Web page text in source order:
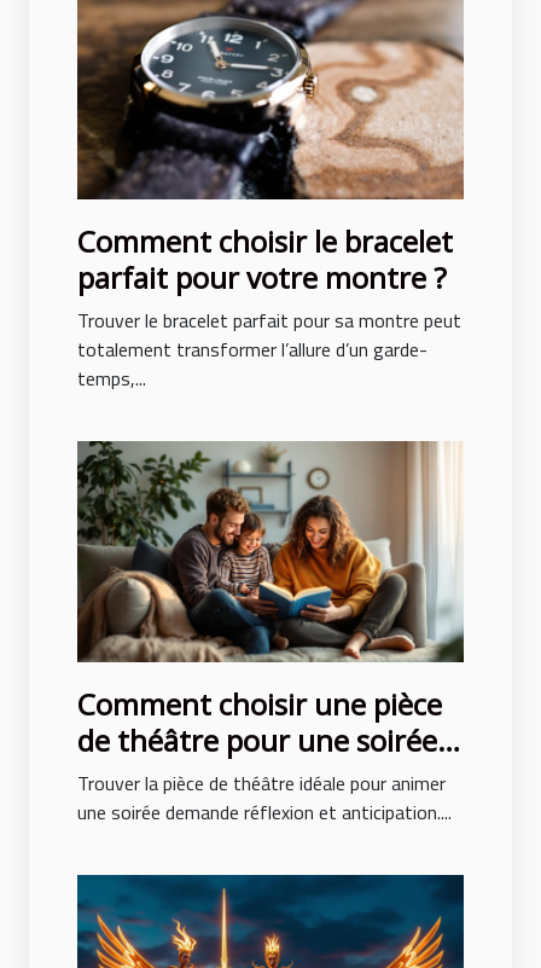
Comment choisir le bracelet
parfait pour votre montre ?
Trouver le bracelet parfait pour sa montre peut
totalement transformer l’allure d’un garde-
temps,...
Comment choisir une pièce
de théâtre pour une soirée
réussie ?
Trouver la pièce de théâtre idéale pour animer
une soirée demande réflexion et anticipation....